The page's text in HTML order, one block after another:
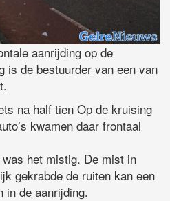
aanrijding op de
is de bestuurder van een van
na half tien Op de kruising
kwamen daar frontaal
het mistig. De mist in
gekrabde de ruiten kan een
in de aanrijding.